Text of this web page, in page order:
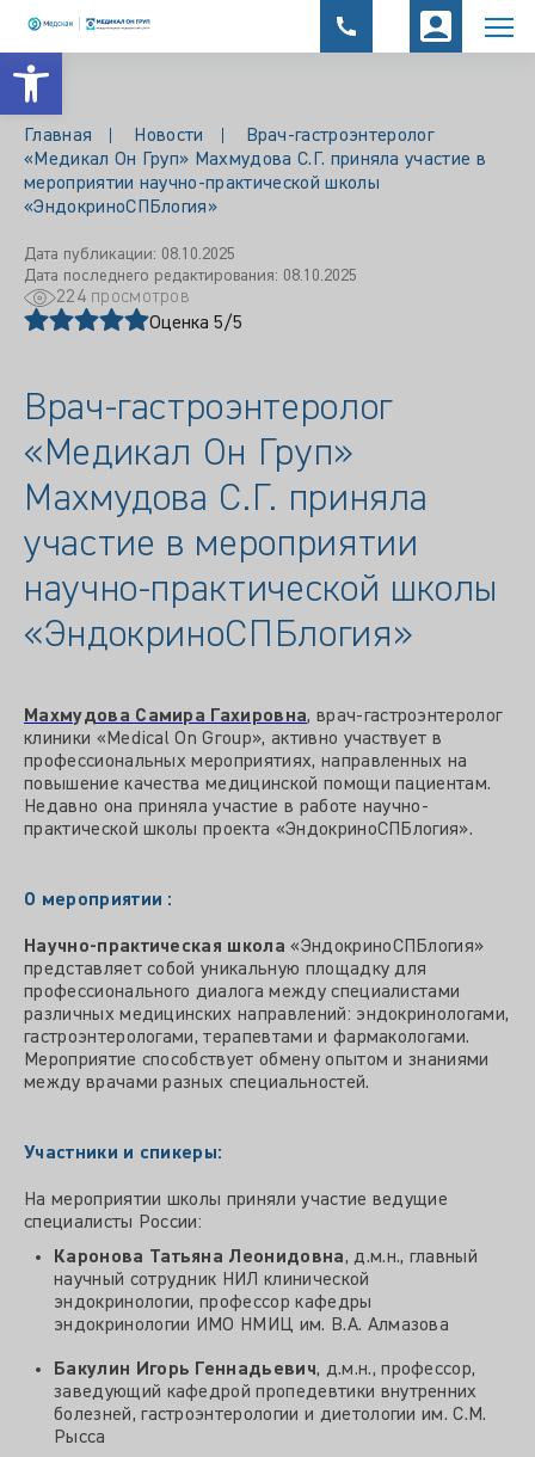
Открыть панель инструментов
Главная Новости
Врач-гастроэнтеролог
«Медикал Он Груп» Махмудова С.Г. приняла участие в
мероприятии научно-практической школы
«ЭндокриноСПБлогия»
Дата публикации: 08.10.2025
Дата последнего редактирования: 08.10.2025
224просмотров
Оценка 5/5
Врач-гастроэнтеролог
«Медикал Он Груп»
Махмудова С.Г. приняла
участие в мероприятии
научно-практической школы
«ЭндокриноСПБлогия»
Махмудова Самира Гахировна, врач-гастроэнтеролог
клиники «Medical On Group», активно участвует в
профессиональных мероприятиях, направленных на
повышение качества медицинской помощи пациентам.
Недавно она приняла участие в работе научно-
практической школы проекта «ЭндокриноСПБлогия».
О мероприятии :
Научно-практическая школа «ЭндокриноСПБлогия»
представляет собой уникальную площадку для
профессионального диалога между специалистами
различных медицинских направлений: эндокринологами,
гастроэнтерологами, терапевтами и фармакологами.
Мероприятие способствует обмену опытом и знаниями
между врачами разных специальностей.
Участники и спикеры:
На мероприятии школы приняли участие ведущие
специалисты России:
Каронова Татьяна Леонидовна, д.м.н., главный
научный сотрудник НИЛ клинической
эндокринологии, профессор кафедры
эндокринологии ИМО НМИЦ им. В.А. Алмазова
Бакулин Игорь Геннадьевич, д.м.н., профессор,
заведующий кафедрой пропедевтики внутренних
болезней, гастроэнтерологии и диетологии им. С.М.
Рысса